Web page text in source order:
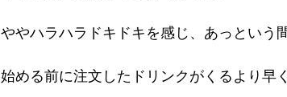
ややハラハラドキドキを感じ、あっという
始める前に注文したドリンクがくるより早